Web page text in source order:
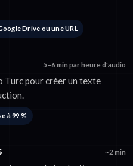
Drive ou une URL
5–6 min par heure d'audio
Turc pour créer un texte
à 99 %
~2 min